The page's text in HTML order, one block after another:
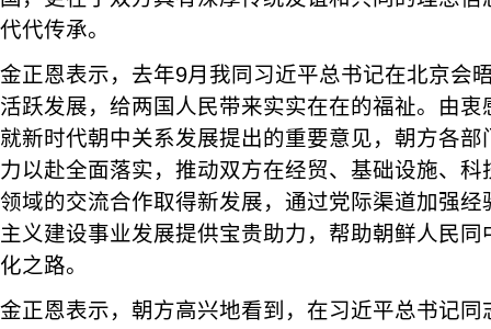
代代传承。
金正恩表示，去年9月我同习近平总书记在北京会
活跃发展，给两国人民带来实实在在的福祉。由
就新时代朝中关系发展提出的重要意见，朝方各
力以赴全面落实，推动双方在经贸、基础设施、
领域的交流合作取得新发展，通过党际渠道加强
主义建设事业发展提供宝贵助力，帮助朝鲜人民
化之路。
金正恩表示，朝方高兴地看到，在习近平总书记